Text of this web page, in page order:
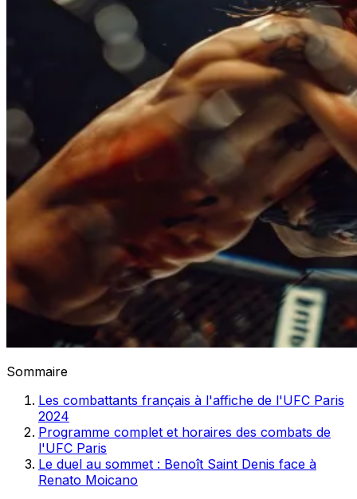
Sommaire
Les combattants français à l'affiche de l'UFC Paris
2024
Programme complet et horaires des combats de
l'UFC Paris
Le duel au sommet : Benoît Saint Denis face à
Renato Moicano